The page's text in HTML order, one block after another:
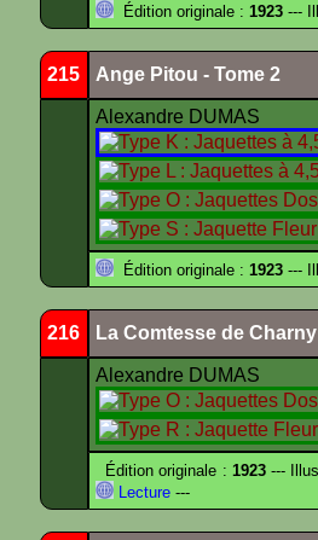
Édition originale : 1923 ---
215 Ange Pitou - Tome 2
Alexandre DUMAS
Édition originale : 1923 ---
216 La Comtesse de
Alexandre DUMAS
Édition originale : 1923---
Lecture ---